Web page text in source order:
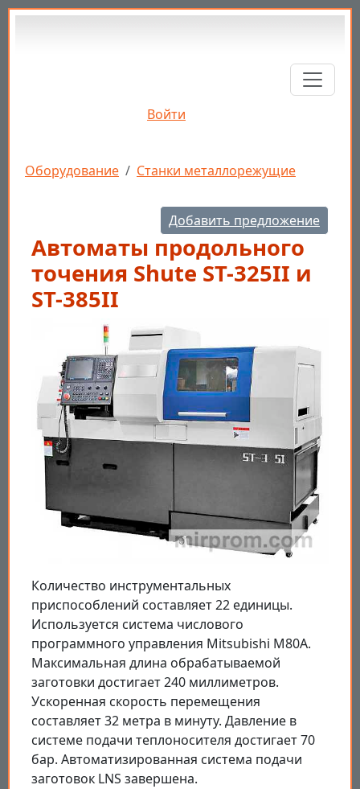
Перейти к основному содержанию
Войти
Строка навигации
Оборудование Станки металлорежущие
Добавить предложение
Автоматы продольного
точения Shute ST-325II и
ST-385II
Количество инструментальных
приспособлений составляет 22 единицы.
Используется система числового
программного управления Mitsubishi M80A.
Максимальная длина обрабатываемой
заготовки достигает 240 миллиметров.
Ускоренная скорость перемещения
составляет 32 метра в минуту. Давление в
системе подачи теплоносителя достигает 70
бар. Автоматизированная система подачи
заготовок LNS завершена.